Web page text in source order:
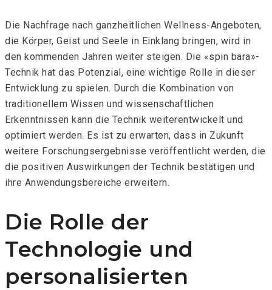
Die Nachfrage nach ganzheitlichen Wellness-Angeboten,
die Körper, Geist und Seele in Einklang bringen, wird in
den kommenden Jahren weiter steigen. Die «spin bara»-
Technik hat das Potenzial, eine wichtige Rolle in dieser
Entwicklung zu spielen. Durch die Kombination von
traditionellem Wissen und wissenschaftlichen
Erkenntnissen kann die Technik weiterentwickelt und
optimiert werden. Es ist zu erwarten, dass in Zukunft
weitere Forschungsergebnisse veröffentlicht werden, die
die positiven Auswirkungen der Technik bestätigen und
ihre Anwendungsbereiche erweitern.
Die Rolle der
Technologie und
personalisierten